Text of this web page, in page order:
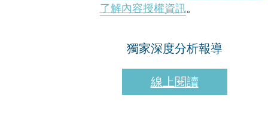
了解內容授權資訊。
獨家深度分析報導
線上閱讀